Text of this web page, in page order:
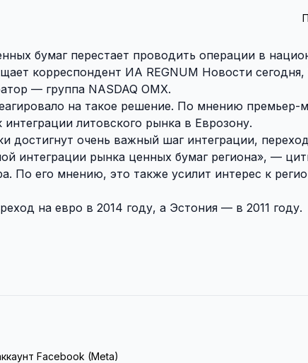
бумаг перестает проводить операции в
корреспондент ИА REGNUM Новости сегодня,
— группа NASDAQ OMX.
на такое решение. По мнению премьер-
литовского рынка в Еврозону.
достигнут очень важный шаг интеграции,
интеграции рынка ценных бумаг региона», —
По его мнению, это также усилит интерес к
на евро в 2014 году, а Эстония — в 2011 году.
Facebook (Meta)